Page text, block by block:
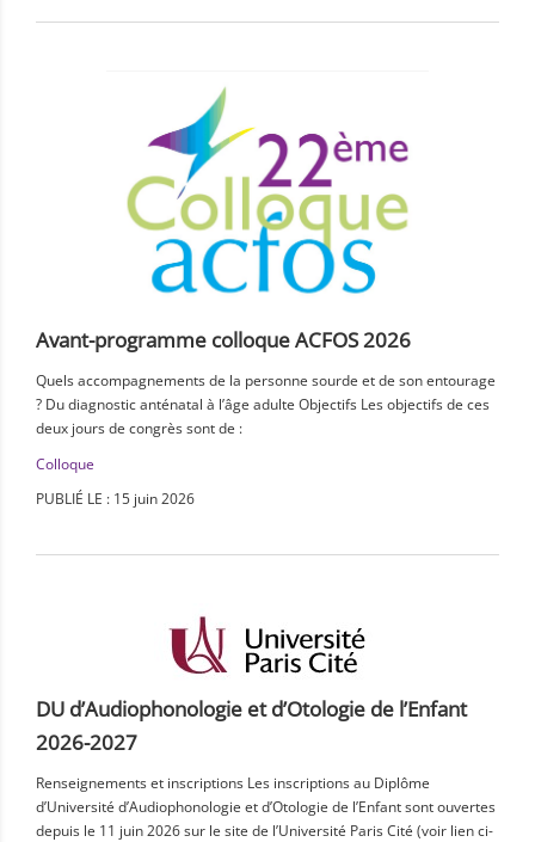
Avant-programme colloque ACFOS 2026
Quels accompagnements de la personne sourde et de son entourage
? Du diagnostic anténatal à l’âge adulte Objectifs Les objectifs de ces
deux jours de congrès sont de :
Colloque
PUBLIÉ LE : 15 juin 2026
DU d’Audiophonologie et d’Otologie de l’Enfant
2026-2027
Renseignements et inscriptions Les inscriptions au Diplôme
d’Université d’Audiophonologie et d’Otologie de l’Enfant sont ouvertes
depuis le 11 juin 2026 sur le site de l’Université Paris Cité (voir lien ci-